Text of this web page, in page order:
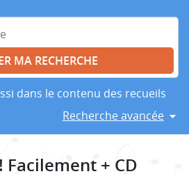
dans le contenu des recueils
Recherche avancée
Facilement + CD